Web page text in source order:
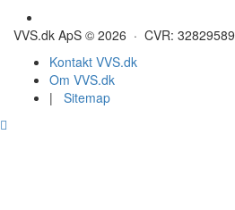
VVS.dk ApS © 2026 · CVR: 32829589
Kontakt VVS.dk
Om VVS.dk
| Sitemap